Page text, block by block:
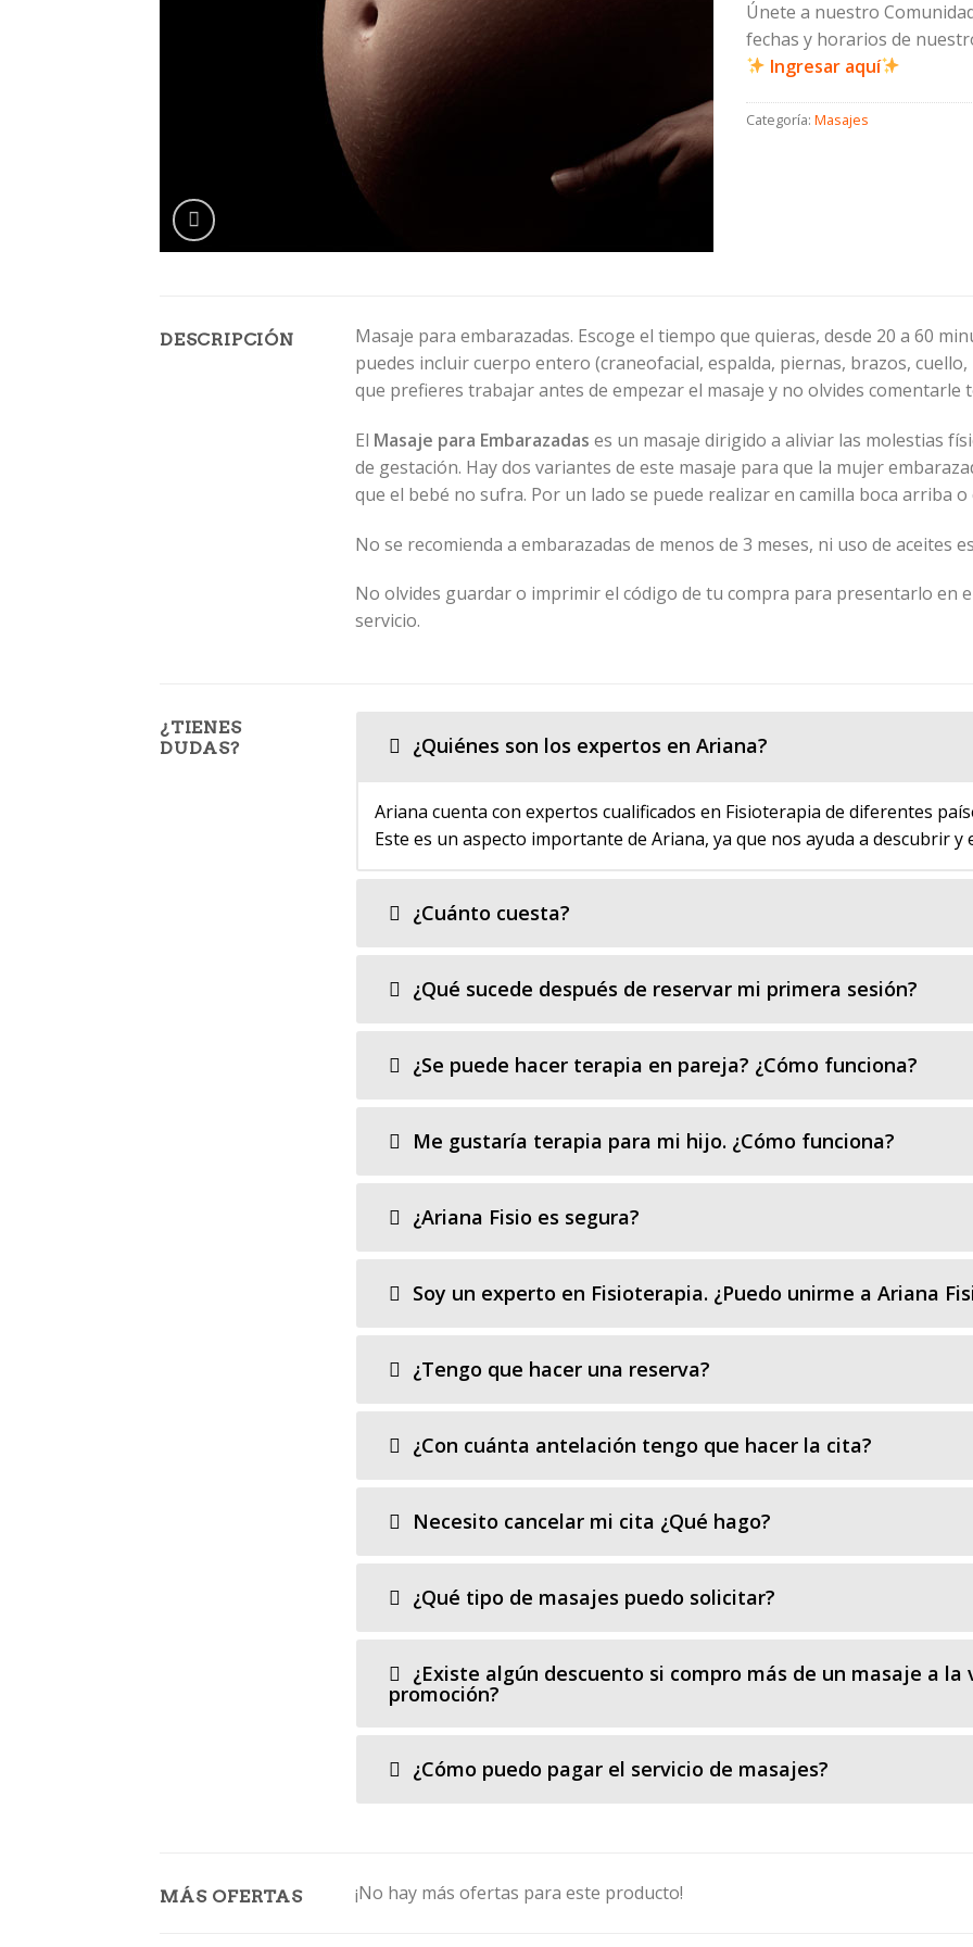
Únete a nuestro
fechas y horarios de
Ingresar aquí
Categoría: Masajes
DESCRIPCIÓN
Masaje para embarazadas. Escoge el tiempo que quieras, desde 20 a 60
puedes incluir cuerpo entero (craneofacial, espalda, piernas, brazos,
que prefieres trabajar antes de empezar el masaje y no olvides comentarle
El Masaje para Embarazadas es un masaje dirigido a aliviar las molestias
de gestación. Hay dos variantes de este masaje para que la mujer
que el bebé no sufra. Por un lado se puede realizar en camilla boca arriba
No se recomienda a embarazadas de menos de 3 meses, ni uso de aceites
No olvides guardar o imprimir el código de tu compra para presentarlo en
servicio.
¿TIENES
DUDAS?
¿Quiénes son los expertos en Ariana?
Ariana cuenta con expertos cualificados en Fisioterapia de diferentes
Este es un aspecto importante de Ariana, ya que nos ayuda a descubrir
¿Cuánto cuesta?
¿Qué sucede después de reservar mi primera sesión?
¿Se puede hacer terapia en pareja? ¿Cómo funciona?
Me gustaría terapia para mi hijo. ¿Cómo funciona?
¿Ariana Fisio es segura?
Soy un experto en Fisioterapia. ¿Puedo unirme a Ariana
¿Tengo que hacer una reserva?
¿Con cuánta antelación tengo que hacer la cita?
Necesito cancelar mi cita ¿Qué hago?
¿Qué tipo de masajes puedo solicitar?
¿Existe algún descuento si compro más de un masaje a la
promoción?
¿Cómo puedo pagar el servicio de masajes?
MÁS OFERTAS ¡No hay más ofertas para este producto!